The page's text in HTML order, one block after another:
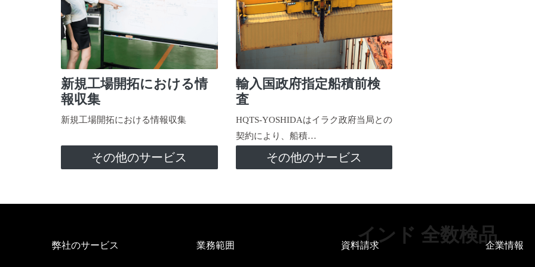
新規工場開拓における情
報収集
新規工場開拓における情報収集
その他のサービス
輸入国政府指定船積前検
査
HQTS-YOSHIDAはイラク政府当局との
契約により、船積…
その他のサービス
インド 全数検品
弊社のサービス 業務範囲 資料請求 企業情報